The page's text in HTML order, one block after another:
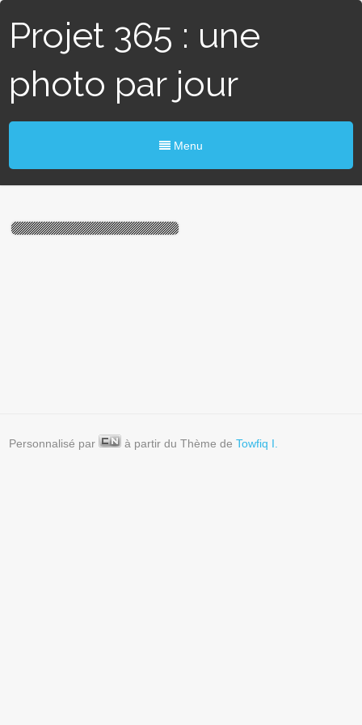
Projet 365 : une
photo par jour
Menu
Personnalisé par à partir du Thème deTowfiq I.